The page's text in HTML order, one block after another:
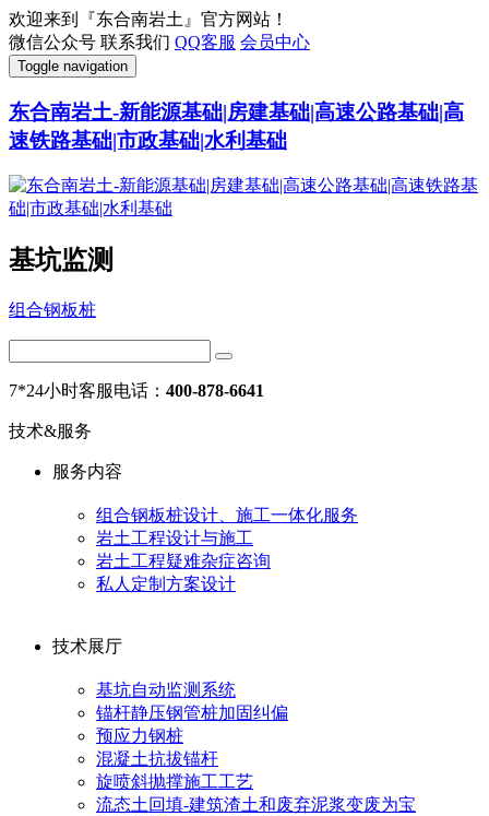
欢迎来到『东合南岩土』官方网站！
微信公众号 联系我们 QQ客服 会员中心
Toggle navigation
东合南岩土-新能源基础|房建基础|高速公路基础|高
速铁路基础|市政基础|水利基础
基坑监测
组合钢板桩
7*24小时客服电话： 400-878-6641
技术&服务
服务内容
组合钢板桩设计、施工一体化服务
岩土工程设计与施工
岩土工程疑难杂症咨询
私人定制方案设计
技术展厅
基坑自动监测系统
锚杆静压钢管桩加固纠偏
预应力钢桩
混凝土抗拔锚杆
旋喷斜抛撑施工工艺
流态土回填-建筑渣土和废弃泥浆变废为宝